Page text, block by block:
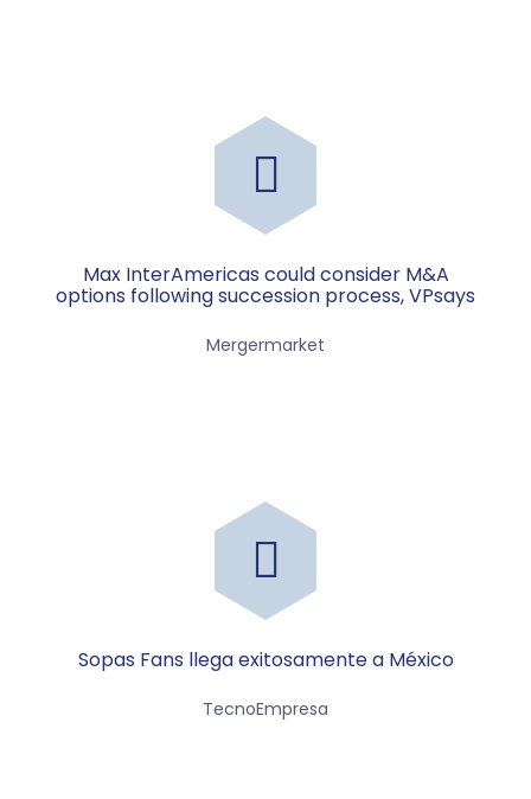
Max InterAmericas could consider M&A
options following succession process, VPsays
Mergermarket
Sopas Fans llega exitosamente a México
TecnoEmpresa